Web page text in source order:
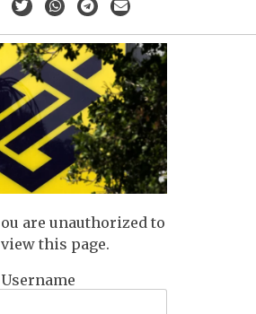
ou are unauthorized to
view this page.
Username